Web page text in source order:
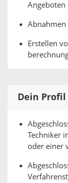
Angeboten
Abnahmen
Erstellen
Dein Profil
Techniker
oder einer